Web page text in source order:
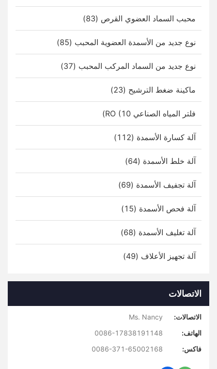
محبب السماد العضوي القرص (83)
نوع جديد من الأسمدة العضوية المحبب (85)
نوع جديد من السماد المركب المحبب (37)
ماكينة ضغط الترشيح (23)
فلتر المياه الصناعي RO (10)
آلة كسارة الأسمدة (112)
آلة خلط الأسمدة (64)
آلة تجفيف الأسمدة (69)
آلة فحص الأسمدة (15)
آلة تغليف الأسمدة (68)
آلة تجهيز الأعلاف (49)
الاتصالات
الاتصالات:
Ms. Nancy
الهاتف:
0086-17838191148
فاكس:
0086-371-65002168